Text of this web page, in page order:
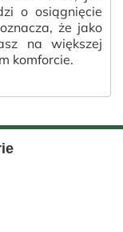
o osiągnięcie
że ​​jako
na większej
komforcie.